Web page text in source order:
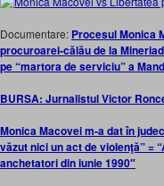
Documentare: Procesul Monica
procuroarei-călău de la
pe “martora de serviciu” a
BURSA: Jurnalistul Victor
Monica Macovei m-a dat în
văzut nici un act de violenţă” =
anchetatori din iunie 1990″